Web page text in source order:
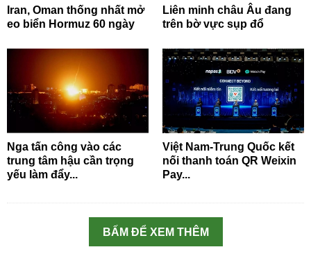
Iran, Oman thống nhất mở
eo biển Hormuz 60 ngày
Liên minh châu Âu đang
trên bờ vực sụp đổ
Nga tấn công vào các
trung tâm hậu cần trọng
yếu làm đẩy...
Việt Nam-Trung Quốc kết
nối thanh toán QR Weixin
Pay...
BẤM ĐỂ XEM THÊM